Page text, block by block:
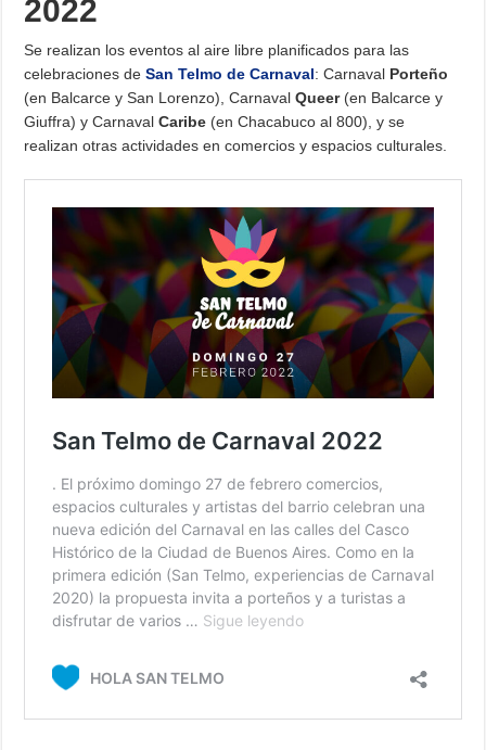
2022
Se realizan los eventos al aire libre planificados para las
celebraciones deSan Telmo de Carnaval: Carnaval Porteño
(en Balcarce y San Lorenzo), CarnavalQueer (en Balcarce y
Giuffra) y CarnavalCaribe (en Chacabuco al 800), y se
realizan otras actividades en comercios y espacios culturales.